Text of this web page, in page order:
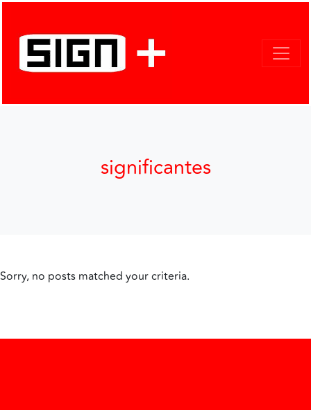
significantes
Sorry, no posts matched your criteria.